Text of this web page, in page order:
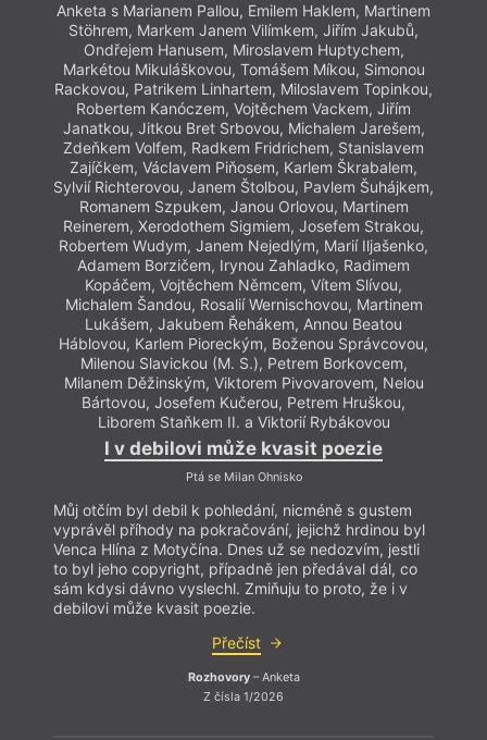
Anketa s Marianem Pallou, Emilem Haklem, Martinem
Stöhrem, Markem Janem Vilímkem, Jiřím Jakubů,
Ondřejem Hanusem, Miroslavem Huptychem,
Markétou Mikuláškovou, Tomášem Míkou, Simonou
Rackovou, Patrikem Linhartem, Miloslavem Topinkou,
Robertem Kanóczem, Vojtěchem Vackem, Jiřím
Janatkou, Jitkou Bret Srbovou, Michalem Jarešem,
Zdeňkem Volfem, Radkem Fridrichem, Stanislavem
Zajíčkem, Václavem Piňosem, Karlem Škrabalem,
Sylvií Richterovou, Janem Štolbou, Pavlem Šuhájkem,
Romanem Szpukem, Janou Orlovou, Martinem
Reinerem, Xerodothem Sigmiem, Josefem Strakou,
Robertem Wudym, Janem Nejedlým, Marií Iljašenko,
Adamem Borzičem, Irynou Zahladko, Radimem
Kopáčem, Vojtěchem Němcem, Vítem Slívou,
Michalem Šandou, Rosalií Wernischovou, Martinem
Lukášem, Jakubem Řehákem, Annou Beatou
Háblovou, Karlem Pioreckým, Boženou Správcovou,
Milenou Slavickou (M. S.), Petrem Borkovcem,
Milanem Děžinským, Viktorem Pivovarovem, Nelou
Bártovou, Josefem Kučerou, Petrem Hruškou,
Liborem Staňkem II. a Viktorií Rybákovou
I v debilovi může kvasit poezie
Ptá se Milan Ohnisko
Můj otčím byl debil k pohledání, nicméně s gustem
vyprávěl příhody na pokračování, jejichž hrdinou byl
Venca Hlína z Motyčína. Dnes už se nedozvím, jestli
to byl jeho copyright, případně jen předával dál, co
sám kdysi dávno vyslechl. Zmiňuju to proto, že i v
debilovi může kvasit poezie.
Přečíst
Rozhovory– Anketa
Z čísla 1/2026